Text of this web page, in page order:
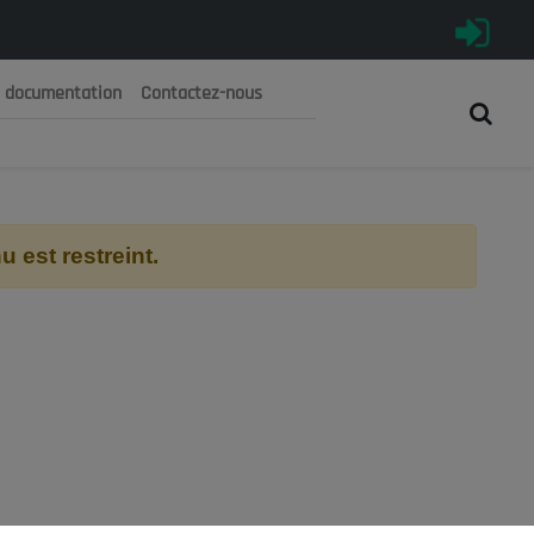
الجزائرية الديمقراطية الشعبية
documentation Contactez-nous
est restreint.